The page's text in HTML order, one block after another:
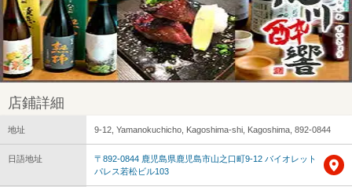
店鋪詳細
地址 9-12, Yamanokuchicho, Kagoshima-shi, Kagoshima, 892-0844
日語地址
〒892-0844 鹿児島県鹿児島市山之口町9-12 バイオレット
パレス若松ビル103